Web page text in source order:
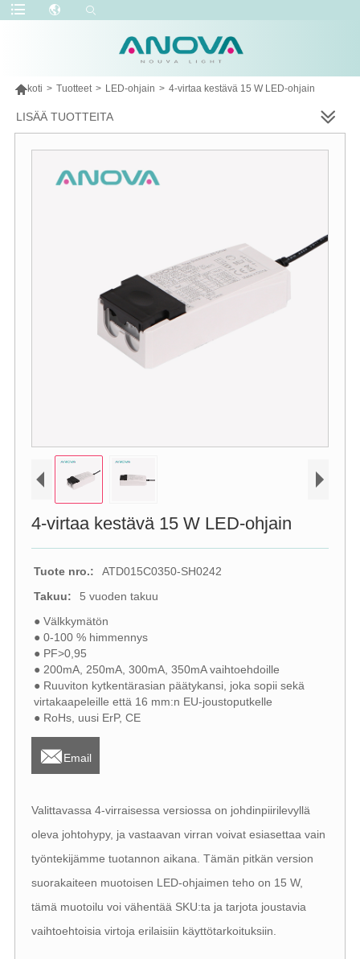
koti > Tuotteet > LED-ohjain > 4-virtaa kestävä 15 W LED-ohjain
LISÄÄ TUOTTEITA
4-virtaa kestävä 15 W LED-ohjain
Tuote nro.:
ATD015C0350-SH0242
Takuu:
5 vuoden takuu
● Välkkymätön
● 0-100 % himmennys
● PF>0,95
● 200mA, 250mA, 300mA, 350mA vaihtoehdoille
● Ruuviton kytkentärasian päätykansi, joka sopii sekä
virtakaapeleille että 16 mm:n EU-joustoputkelle
● RoHs, uusi ErP, CE
Email
Valittavassa 4-virraisessa versiossa on johdinpiirilevyllä
oleva johtohypy, ja vastaavan virran voivat esiasettaa vain
työntekijämme tuotannon aikana. Tämän pitkän version
suorakaiteen muotoisen LED-ohjaimen teho on 15 W,
tämä muotoilu voi vähentää SKU:ta ja tarjota joustavia
vaihtoehtoisia virtoja erilaisiin käyttötarkoituksiin.